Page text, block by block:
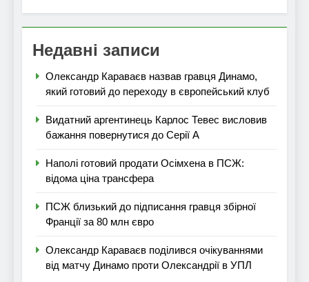
Недавні записи
Олександр Караваєв назвав гравця Динамо,
який готовий до переходу в європейський клуб
Видатний аргентинець Карлос Тевес висловив
бажання повернутися до Серії А
Наполі готовий продати Осімхена в ПСЖ:
відома ціна трансфера
ПСЖ близький до підписання гравця збірної
Франції за 80 млн євро
Олександр Караваєв поділився очікуваннями
від матчу Динамо проти Олександрії в УПЛ